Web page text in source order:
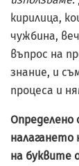
кирилица,
чужбина,
въпрос на
знание, и
процеса и
Определено
налагането
на буквите